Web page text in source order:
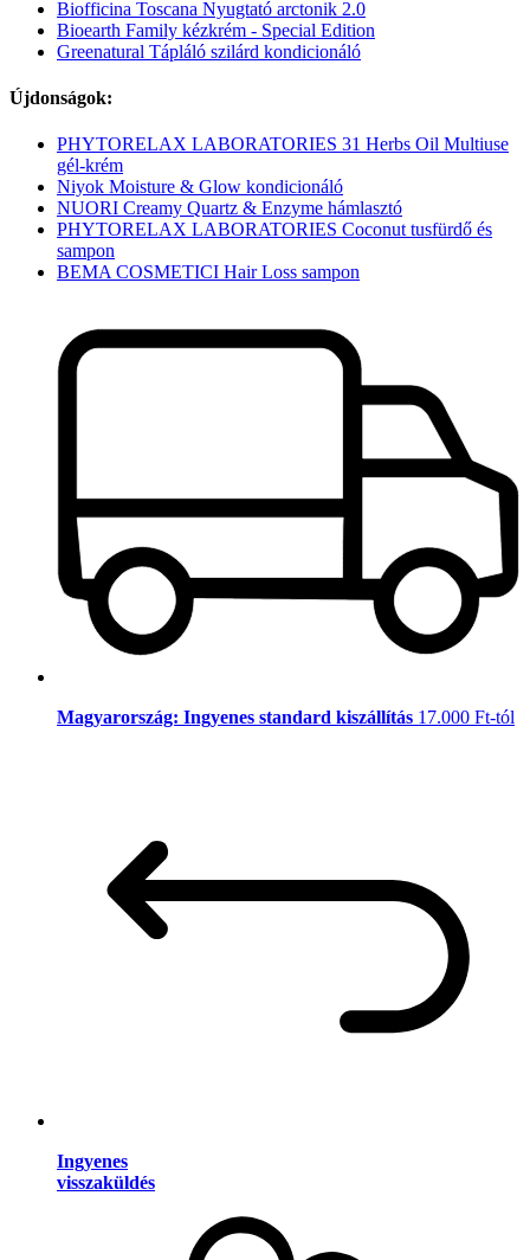
Biofficina Toscana Nyugtató arctonik 2.0
Bioearth Family kézkrém - Special Edition
Greenatural Tápláló szilárd kondicionáló
Újdonságok:
PHYTORELAX LABORATORIES 31 Herbs Oil Multiuse
gél-krém
Niyok Moisture & Glow kondicionáló
NUORI Creamy Quartz & Enzyme hámlasztó
PHYTORELAX LABORATORIES Coconut tusfürdő és
sampon
BEMA COSMETICI Hair Loss sampon
Magyarország: Ingyenes standard kiszállítás 17.000 Ft-tól
Ingyenes
visszaküldés